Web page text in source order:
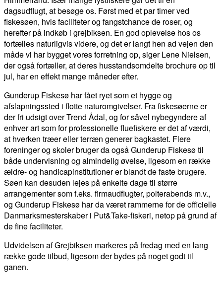
dagsudflugt, at besøge os. Først med et par timer ved
fiskesøen, hvis faciliteter og fangstchance de roser, og
herefter på indkøb i grejbiksen. En god oplevelse hos os
fortælles naturligvis videre, og det er langt hen ad vejen den
måde vi har bygget vores forretning op, siger Lene Nielsen,
der også fortæller, at deres husstandsomdelte brochure op til
jul, har en effekt mange måneder efter.
Gunderup Fiskesø har fået ryet som et hygge og
afslapningssted i flotte naturomgivelser. Fra fiskesøerne er
der fri udsigt over Trend Ådal, og for såvel nybegyndere af
enhver art som for professionelle fluefiskere er det af værdi,
at hverken træer eller terræn generer bagkastet. Flere
foreninger og skoler bruger da også Gunderup Fiskesø til
både undervisning og almin­delig øvelse, ligesom en række
ældre- og handicapinstitutioner er blandt de faste brugere.
Søen kan desuden lejes på enkelte dage til større
arrangementer som f.eks. firmaudflugter, polterabends m.v.,
og Gunderup Fiskesø har da været rammerne for de officielle
Danmarksmesterskaber i Put&Take-fiskeri, netop på grund af
de fine faciliteter.
Udvidelsen af Grejbiksen markeres på fredag med en lang
række gode tilbud, ligesom der bydes på noget godt til
ganen.